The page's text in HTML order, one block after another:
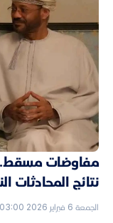
مفاوضات مسقط..
نتائج المحادثات
الجمعة 6 فبراير 2026 03:00 م